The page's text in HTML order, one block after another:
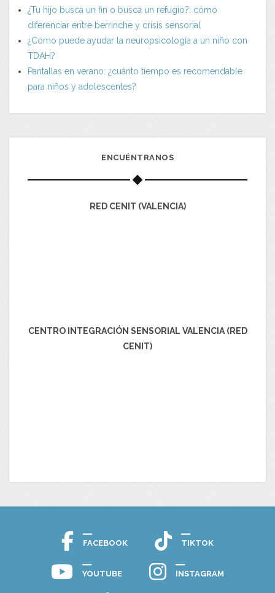
¿Tu hijo busca un fin o busca un refugio?: cómo
diferenciar entre berrinche y crisis sensorial
¿Cómo puede ayudar la neuropsicología a un niño con
TDAH?
Pantallas en verano: ¿cuánto tiempo es recomendable
para niños y adolescentes?
ENCUÉNTRANOS
RED CENIT (VALENCIA)
CENTRO INTEGRACIÓN SENSORIAL VALENCIA (RED
CENIT)
FACEBOOK TIKTOK
YOUTUBE INSTAGRAM